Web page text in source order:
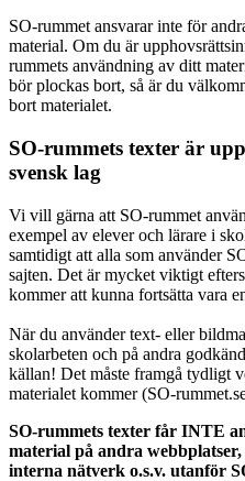
SO-rummet ansvarar inte för
material. Om du är
rummets användning av ditt
bör plockas bort, så är du
bort materialet.
SO-rummets texter är
svensk lag
Vi vill gärna att SO-rummet
exempel av elever och lärare i
samtidigt att alla som använder
sajten. Det är mycket viktigt
kommer att kunna fortsätta vara
När du använder text- eller
skolarbeten och på andra
källan! Det måste framgå tydligt
materialet kommer (SO-
SO-rummets texter får INTE
material på andra
interna nätverk o.s.v. utanför